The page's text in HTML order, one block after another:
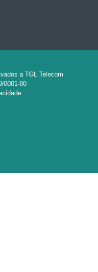
a TGL Telecom
0001-00